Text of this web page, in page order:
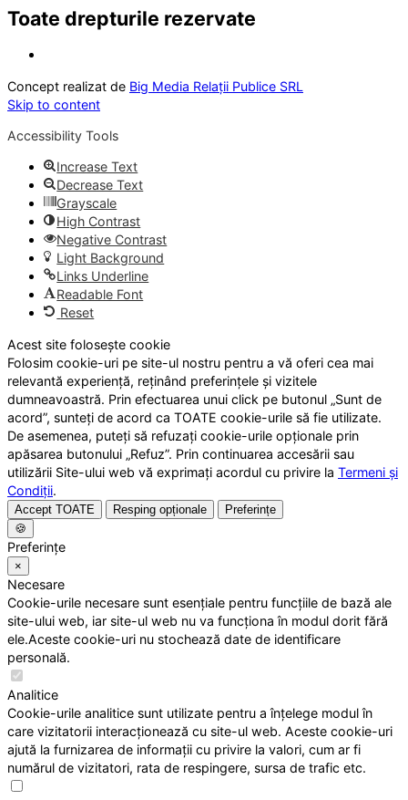
Toate drepturile rezervate
Concept realizat de Big Media Relații Publice SRL
Skip to content
Accessibility Tools
Increase Text
Decrease Text
Grayscale
High Contrast
Negative Contrast
Light Background
Links Underline
Readable Font
Reset
Acest site folosește cookie
Folosim cookie-uri pe site-ul nostru pentru a vă oferi cea mai
relevantă experiență, reținând preferințele și vizitele
dumneavoastră. Prin efectuarea unui click pe butonul „Sunt de
acord”, sunteți de acord ca TOATE cookie-urile să fie utilizate.
De asemenea, puteți să refuzați cookie-urile opționale prin
apăsarea butonului „Refuz”. Prin continuarea accesării sau
utilizării Site-ului web vă exprimați acordul cu privire la Termeni și
Condiții.
Accept TOATE Resping opționale
Preferințe
🍪
Preferințe
×
Necesare
Cookie-urile necesare sunt esențiale pentru funcțiile de bază ale
site-ului web, iar site-ul web nu va funcționa în modul dorit fără
ele.Aceste cookie-uri nu stochează date de identificare
personală.
Analitice
Cookie-urile analitice sunt utilizate pentru a înțelege modul în
care vizitatorii interacționează cu site-ul web. Aceste cookie-uri
ajută la furnizarea de informații cu privire la valori, cum ar fi
numărul de vizitatori, rata de respingere, sursa de trafic etc.